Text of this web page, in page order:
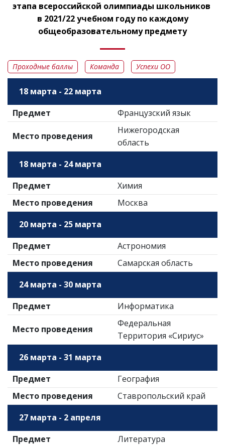
этапа всероссийской олимпиады школьников
в 2021/22 учебном году по каждому
общеобразовательному предмету
Проходные баллы Команда Успехи ОО
18 марта - 22 марта
Предмет
Французский язык
Место проведения
Нижегородская
область
18 марта - 24 марта
Предмет
Химия
Место проведения
Москва
20 марта - 25 марта
Предмет
Астрономия
Место проведения
Самарская область
24 марта - 30 марта
Предмет
Информатика
Место проведения
Федеральная
Территория «Сириус»
26 марта - 31 марта
Предмет
География
Место проведения
Ставропольский край
27 марта - 2 апреля
Предмет
Литература